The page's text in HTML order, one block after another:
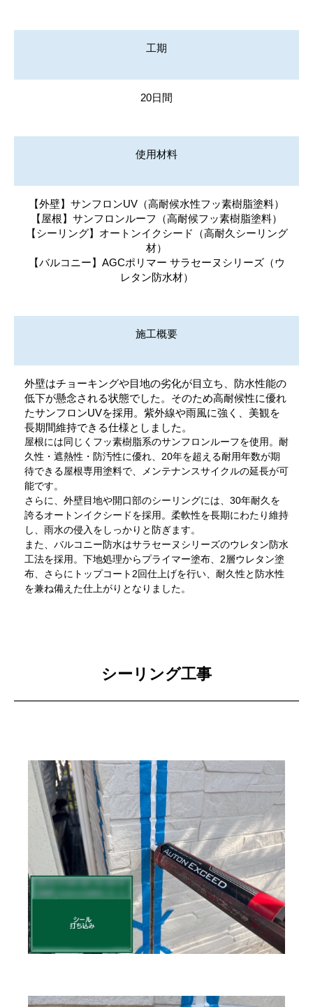
工期
20日間
使用材料
【外壁】サンフロンUV（高耐候水性フッ素樹脂塗料）
【屋根】サンフロンルーフ（高耐候フッ素樹脂塗料）
【シーリング】オートンイクシード（高耐久シーリング
材）
【バルコニー】AGCポリマー サラセーヌシリーズ（ウ
レタン防水材）
施工概要
外壁はチョーキングや目地の劣化が目立ち、防水性能の
低下が懸念される状態でした。そのため高耐候性に優れ
たサンフロンUVを採用。紫外線や雨風に強く、美観を
長期間維持できる仕様としました。
屋根には同じくフッ素樹脂系のサンフロンルーフを使用。耐
久性・遮熱性・防汚性に優れ、20年を超える耐用年数が期
待できる屋根専用塗料で、メンテナンスサイクルの延長が可
能です。
さらに、外壁目地や開口部のシーリングには、30年耐久を
誇るオートンイクシードを採用。柔軟性を長期にわたり維持
し、雨水の侵入をしっかりと防ぎます。
また、バルコニー防水はサラセーヌシリーズのウレタン防水
工法を採用。下地処理からプライマー塗布、2層ウレタン塗
布、さらにトップコート2回仕上げを行い、耐久性と防水性
を兼ね備えた仕上がりとなりました。
シーリング工事